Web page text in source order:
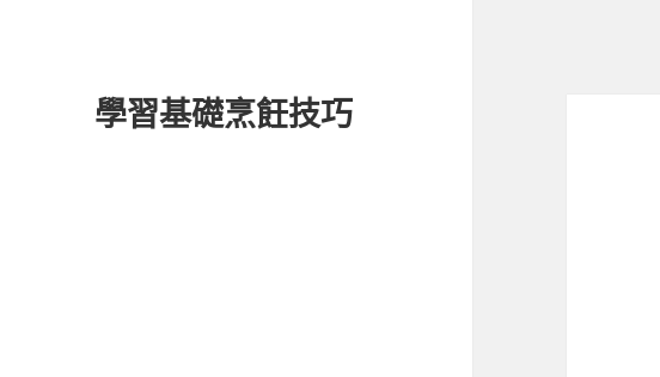
學習基礎烹飪技巧